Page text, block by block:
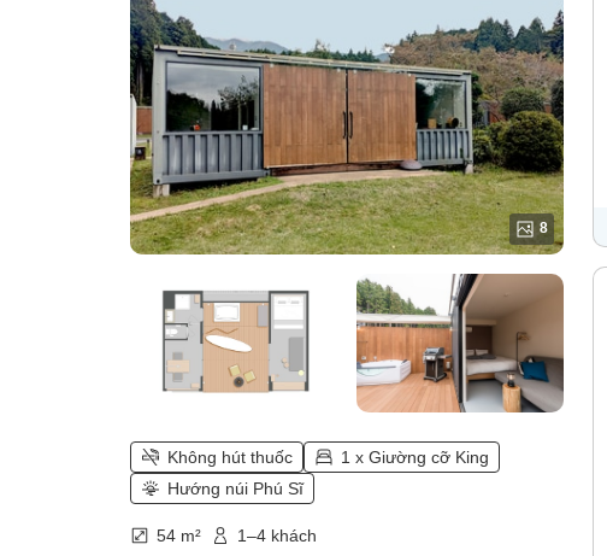
8
Không hút thuốc
1 x Giường cỡ King
Hướng núi Phú Sĩ
54 m² 1–4 khách